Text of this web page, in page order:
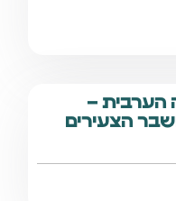
הערבית –
הצעירים